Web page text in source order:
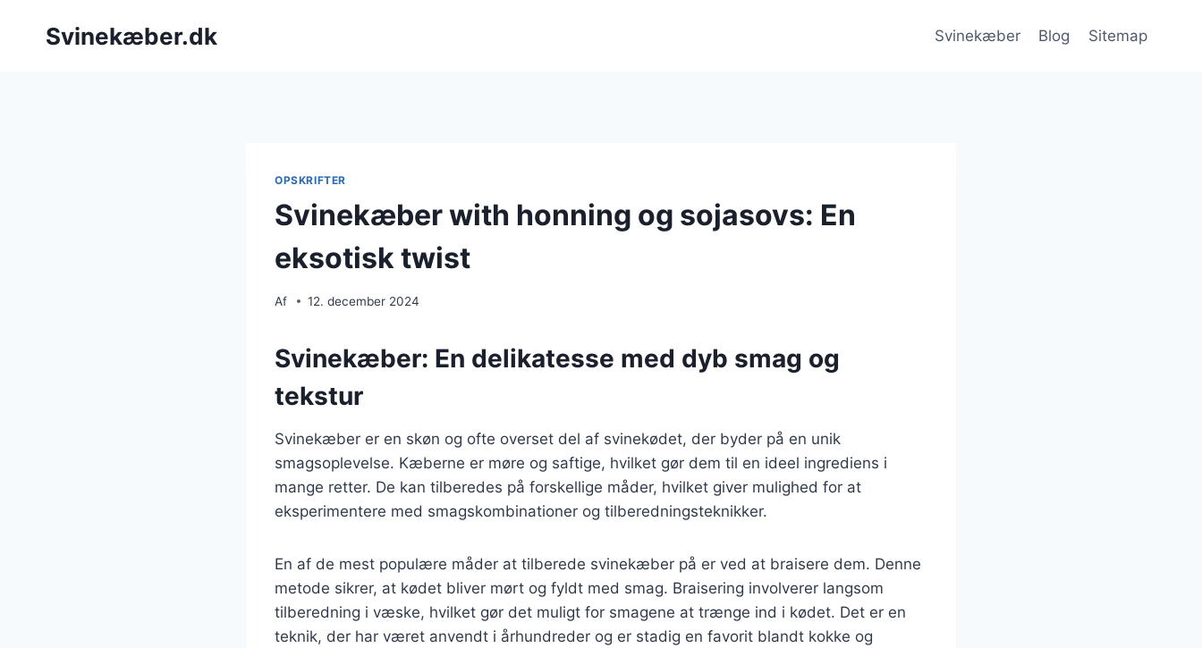
Svinekæber.dk Svinekæber Blog Sitemap
OPSKRIFTER
Svinekæber with honning og sojasovs: En
eksotisk twist
Af 12. december 2024
Svinekæber: En delikatesse med dyb smag og
tekstur
Svinekæber er en skøn og ofte overset del af svinekødet, der byder på en unik
smagsoplevelse. Kæberne er møre og saftige, hvilket gør dem til en ideel ingrediens i
mange retter. De kan tilberedes på forskellige måder, hvilket giver mulighed for at
eksperimentere med smagskombinationer og tilberedningsteknikker.
En af de mest populære måder at tilberede svinekæber på er ved at braisere dem. Denne
metode sikrer, at kødet bliver mørt og fyldt med smag. Braisering involverer langsom
tilberedning i væske, hvilket gør det muligt for smagene at trænge ind i kødet. Det er en
teknik, der har været anvendt i århundreder og er stadig en favorit blandt kokke og